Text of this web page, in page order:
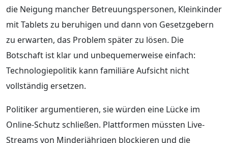
die Neigung mancher Betreuungspersonen, Kleinkinder
mit Tablets zu beruhigen und dann von Gesetzgebern
zu erwarten, das Problem später zu lösen. Die
Botschaft ist klar und unbequemerweise einfach:
Technologiepolitik kann familiäre Aufsicht nicht
vollständig ersetzen.
Politiker argumentieren, sie würden eine Lücke im
Online-Schutz schließen. Plattformen müssten Live-
Streams von Minderjährigen blockieren und die